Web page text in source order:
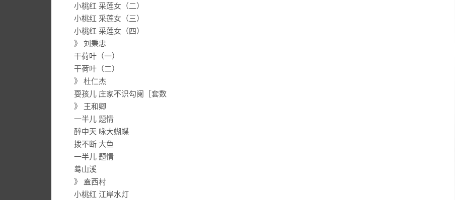
小桃红 采莲女（二）
小桃红 采莲女（三）
小桃红 采莲女（四）
》 刘秉忠
干荷叶（一）
干荷叶（二）
》 杜仁杰
耍孩儿 庄家不识勾阑［套数
》 王和卿
一半儿 题情
醉中天 咏大蝴蝶
拨不断 大鱼
一半儿 题情
蓦山溪
》 盍西村
小桃红 江岸水灯